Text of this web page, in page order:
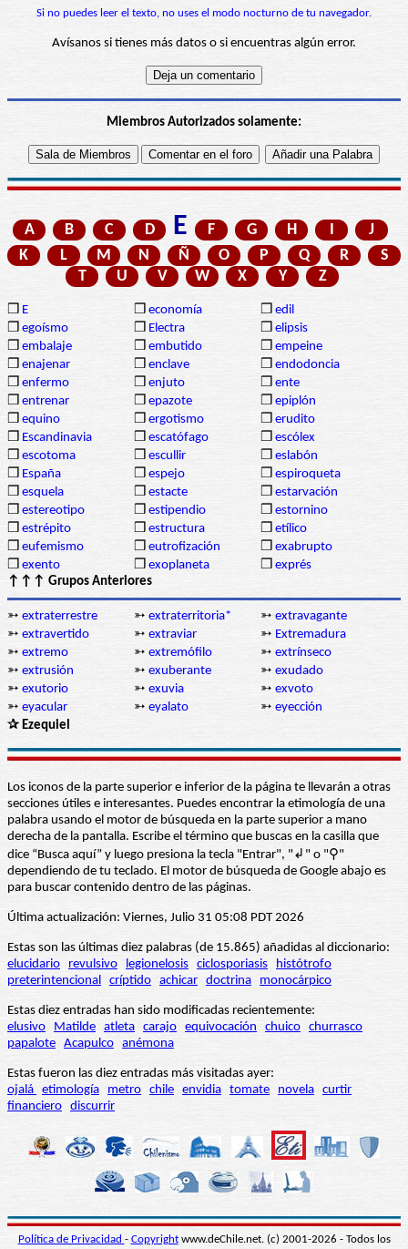
Si no puedes leer el texto, no uses el modo nocturno de tu navegador.
Avísanos si tienes más datos o si encuentras algún error.
Miembros Autorizados solamente:
A B C D E F G H I
J
K
L M N Ñ O P Q R
S
T
U V W X Y Z
❒ E ❒ economía ❒ edil
❒ egoísmo ❒ Electra ❒ elipsis
❒ embalaje ❒ embutido ❒ empeine
❒ enajenar ❒ enclave ❒ endodoncia
❒ enfermo ❒ enjuto ❒ ente
❒ entrenar ❒ epazote ❒ epiplón
❒ equino ❒ ergotismo ❒ erudito
❒ Escandinavia ❒ escatófago ❒ escólex
❒ escotoma ❒ escullir ❒ eslabón
❒ España ❒ espejo ❒ espiroqueta
❒ esquela ❒ estacte ❒ estarvación
❒ estereotipo ❒ estipendio ❒ estornino
❒ estrépito ❒ estructura ❒ etílico
❒ eufemismo ❒ eutrofización ❒ exabrupto
❒ exento ❒ exoplaneta ❒ exprés
↑↑↑ Grupos Anteriores
➳ extraterrestre ➳ extraterritoria* ➳ extravagante
➳ extravertido ➳ extraviar ➳ Extremadura
➳ extremo ➳ extremófilo ➳ extrínseco
➳ extrusión ➳ exuberante ➳ exudado
➳ exutorio ➳ exuvia ➳ exvoto
➳ eyacular ➳ eyalato ➳ eyección
✰ Ezequiel
Los iconos de la parte superior e inferior de la página te llevarán a otras
secciones útiles e interesantes. Puedes encontrar la etimología de una
palabra usando el motor de búsqueda en la parte superior a mano
derecha de la pantalla. Escribe el término que buscas en la casilla que
dice “Busca aquí” y luego presiona la tecla "Entrar", "↲" o "⚲"
dependiendo de tu teclado. El motor de búsqueda de Google abajo es
para buscar contenido dentro de las páginas.
Última actualización: Viernes, Julio 31 05:08 PDT 2026
Estas son las últimas diez palabras (de 15.865) añadidas al diccionario:
elucidario
revulsivo legionelosis ciclosporiasis
histótrofo
preterintencional críptido achicar doctrina monocárpico
Estas diez entradas han sido modificadas recientemente:
elusivo
Matilde atleta carajo equivocación chuico churrasco
papalote Acapulco anémona
Estas fueron las diez entradas más visitadas ayer:
ojalá etimología metro chile envidia tomate novela curtir
financiero discurrir
Política de Privacidad - Copyrightwww.deChile.net. (c) 2001-2026 - Todos los